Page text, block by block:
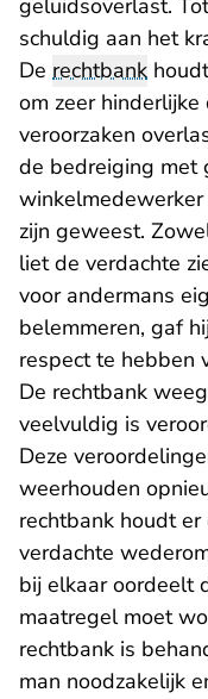
geluidsoverlast.
schuldig aan het
De rechtbank
om zeer
veroorzaken
de bedreiging met
zijn geweest.
liet de verdachte
voor andermans
belemmeren, gaf
respect te hebben
De rechtbank
veelvuldig is
Deze
weerhouden
rechtbank houdt
verdachte
bij elkaar oordeelt
maatregel moet
rechtbank is
man noodzakelijk